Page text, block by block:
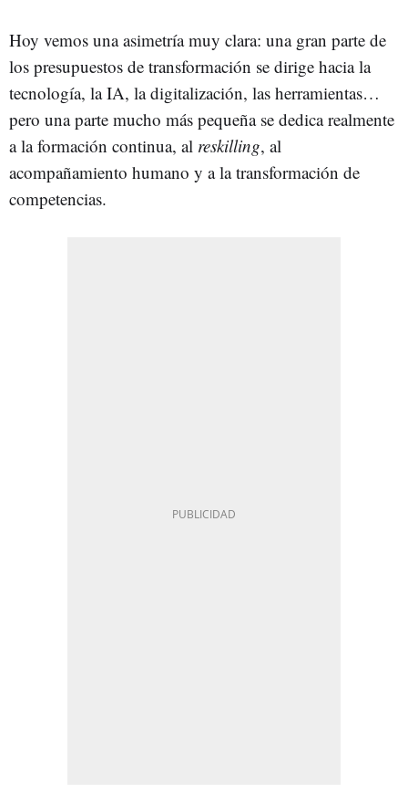
Hoy vemos una asimetría muy clara: una gran parte de
los presupuestos de transformación se dirige hacia la
tecnología, la IA, la digitalización, las herramientas…
pero una parte mucho más pequeña se dedica realmente
a la formación continua, al reskilling, al
acompañamiento humano y a la transformación de
competencias.